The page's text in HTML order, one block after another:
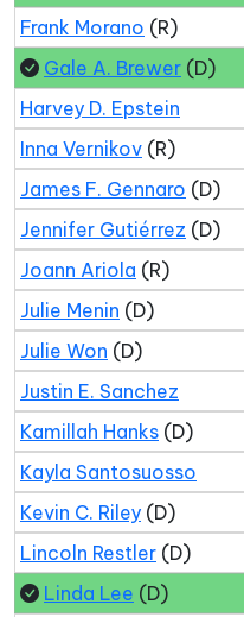
Frank Morano (R)
Gale A. Brewer (D)
Harvey D. Epstein
Inna Vernikov (R)
James F. Gennaro (D)
Jennifer Gutiérrez (D)
Joann Ariola (R)
Julie Menin (D)
Julie Won (D)
Justin E. Sanchez
Kamillah Hanks (D)
Kayla Santosuosso
Kevin C. Riley (D)
Lincoln Restler (D)
Linda Lee (D)